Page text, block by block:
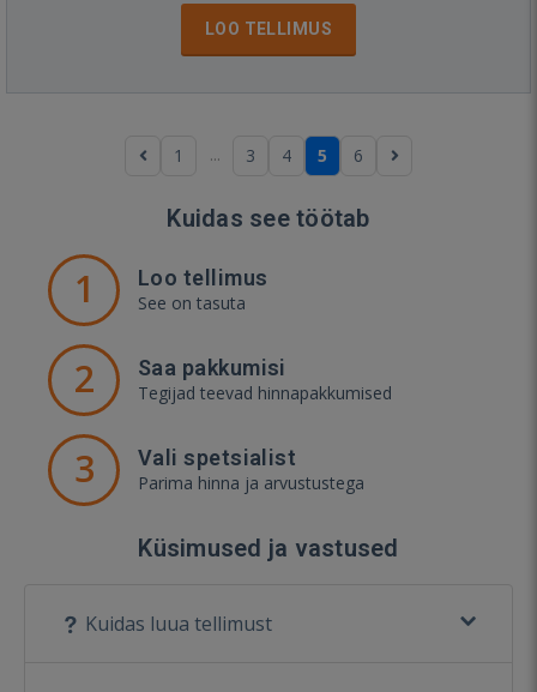
LOO TELLIMUS
1 ... 3 4 5 6
Kuidas see töötab
1 Loo tellimus
See on tasuta
2 Saa pakkumisi
Tegijad teevad hinnapakkumised
3 Vali spetsialist
Parima hinna ja arvustustega
Küsimused ja vastused
Kuidas luua tellimust